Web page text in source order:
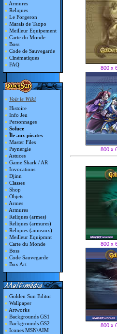
» Armures
» Reliques
» Le Forgeron
» Marais de Taopo
» Meilleur Equipement
» Carte du Monde
» Boss
» Code de Sauvegarde
» Cinématiques
» FAQ
» Voir le Wiki
» Histoire
» Info Jeu
» Personnages
» Soluce
» Île aux pirates
» Master Files
» Psynergie
» Astuces
» Game Shark / AR
» Invocations
» Djinn
» Classes
» Shop
» Objets
» Armes
» Armures
» Reliques (armes)
» Reliques (armures)
» Reliques (anneaux)
» Meilleur Equipmnt
» Carte du Monde
» Boss
» Code Sauvegarde
» Box Art
» Golden Sun Editor
» Wallpaper
» Artworks
» Backgrounds GS1
» Backgrounds GS2
» Icones MSN/AIM
800 x
800 x
800 x
800 x